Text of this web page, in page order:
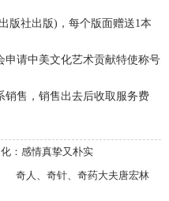
版社出版)，每个版面赠送1本
申请中美文化艺术贡献特使称号
销售，销售出去后收取服务费
：感情真挚又朴实
奇人、奇针、奇药大夫唐宏林